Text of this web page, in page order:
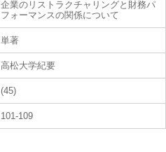
企業のリストラクチャリングと財務パ
フォーマンスの関係について
単著
高松大学紀要
(45)
101-109